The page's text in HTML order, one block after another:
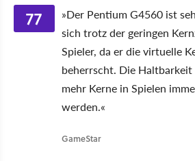
77
»Der Pentium G4560 ist
sich trotz der geringen
Spieler, da er die virtuelle
beherrscht. Die
mehr Kerne in Spielen
werden.«
GameStar